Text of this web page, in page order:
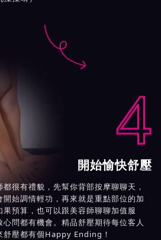

4
開始愉快舒壓
都很有禮貌，先幫你背部按摩聊聊天，
開始調情輕功，再來就是重點部位的加
果預算，也可以跟美容師聊聊加值服
心問都有機會。精品舒壓期待每位客人
舒壓都有個Happy Ending！